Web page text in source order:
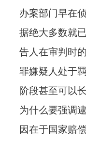
办案部门早在
据绝大多数就
告人在审判时
罪嫌疑人处于
阶段甚至可以
为什么要强调
因在于国家赔